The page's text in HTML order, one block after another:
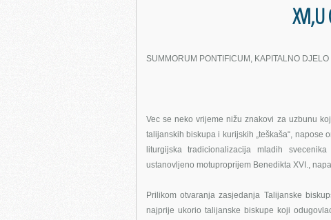
SUMMORUM PONTIFICUM, KAPITALNO
Vec se neko vrijeme nižu znakovi za uzbunu
talijanskih biskupa i kurijskih „teškaša“,
liturgijska tradicionalizacija mladih
ustanovljeno motuproprijem Benedikta XVI.,
Prilikom otvaranja zasjedanja Talijanske
najprije ukorio talijanske biskupe koji